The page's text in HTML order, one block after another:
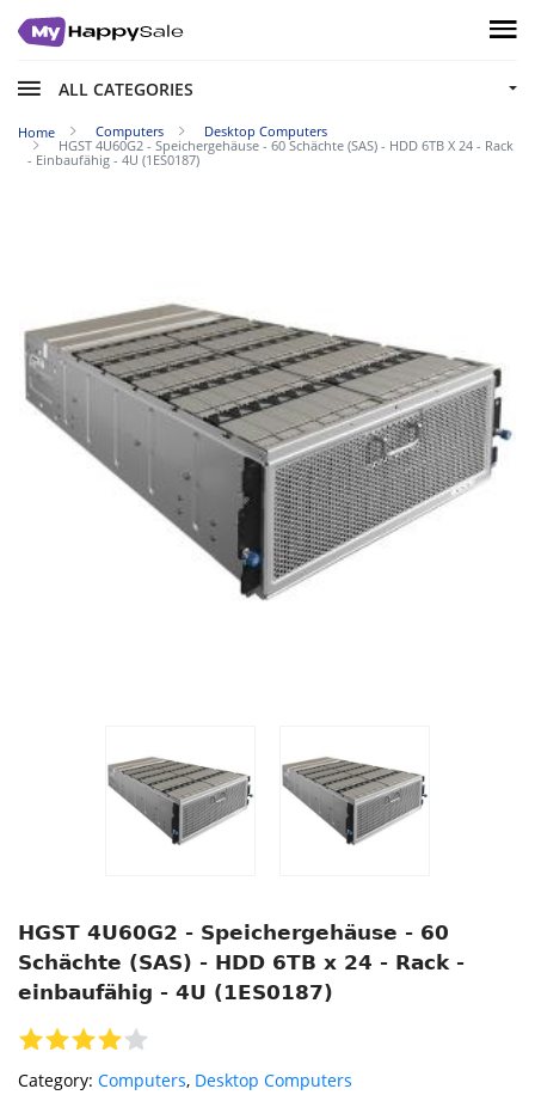
ALL CATEGORIES
Home Computers
Desktop Computers
HGST 4U60G2 - Speichergehäuse - 60 Schächte (SAS) - HDD 6TB X 24 - Rack
- Einbaufähig - 4U (1ES0187)
HGST 4U60G2 - Speichergehäuse - 60
Schächte (SAS) - HDD 6TB x 24 - Rack -
einbaufähig - 4U (1ES0187)
Category: Computers, Desktop Computers